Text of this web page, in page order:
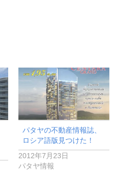
パタヤの不動産情報誌、
ロシア語版見つけた！
2012年7月23日
パタヤ情報